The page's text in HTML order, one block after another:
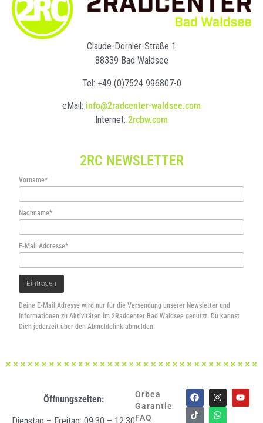
Claude-Dornier-Straße 1
88339 Bad Waldsee
Tel: +49 (0)7524 996807-0
eMail: info@2radcenter-waldsee.com
Internet: 2rcbw.com
2RC NEWSLETTER
Vorname*
Nachname*
E-Mail Addresse*
Deine E-Mail Adresse wird nur für die Versendung unserer Newsletter und
Informationen zu Aktivitäten im 2Radcenter Bad Waldsee genutzt. Du kannst
Dich jederzeit über den Abmeldelink abmelden.
Öffnungszeiten:
Orbea
Garantie
FAQ